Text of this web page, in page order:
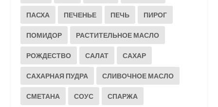
ПАСХА ПЕЧЕНЬЕ ПЕЧЬ ПИРОГ
ПОМИДОР РАСТИТЕЛЬНОЕ МАСЛО
РОЖДЕСТВО САЛАТ САХАР
САХАРНАЯ ПУДРА СЛИВОЧНОЕ МАСЛО
СМЕТАНА СОУС СПАРЖА